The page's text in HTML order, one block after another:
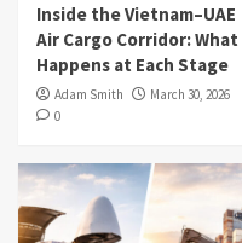
Inside the Vietnam–UAE
Air Cargo Corridor: What
Happens at Each Stage
Adam Smith
March 30, 2026
0